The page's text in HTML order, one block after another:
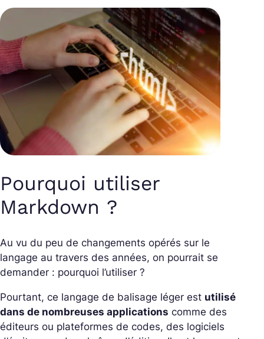
Pourquoi utiliser
Markdown ?
Au vu du peu de changements opérés sur le
langage au travers des années, on pourrait se
demander : pourquoi l’utiliser ?
Pourtant, ce langage de balisage léger est utilisé
dans de nombreuses applications comme des
éditeurs ou plateformes de codes, des logiciels